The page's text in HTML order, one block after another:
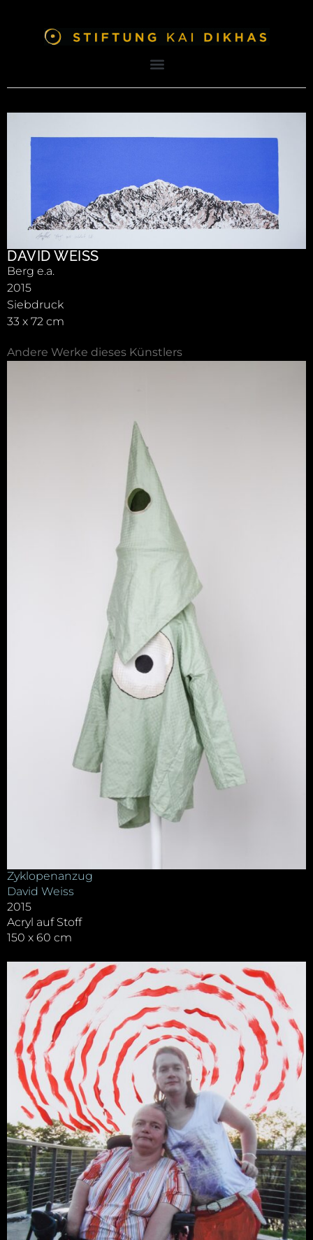
DAVID WEISS
Berg e.a.
2015
Siebdruck
33 x 72 cm
Andere Werke dieses Künstlers
Zyklopenanzug
David Weiss
2015
Acryl auf Stoff
150 x 60 cm